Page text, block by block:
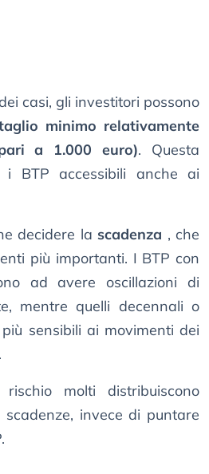
casi, gli investitori possono
minimo relativamente
a 1.000 euro). Questa
i BTP accessibili anche ai
decidere la scadenza , che
più importanti. I BTP con
ad avere oscillazioni di
mentre quelli decennali o
sensibili ai movimenti dei
molti distribuiscono
scadenze, invece di puntare